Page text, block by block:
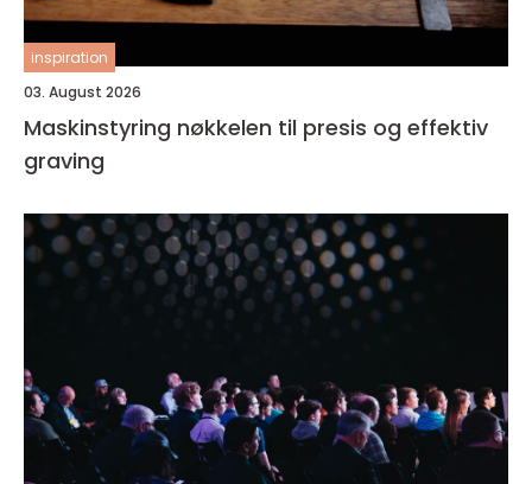
inspiration
03. August 2026
Maskinstyring nøkkelen til presis og effektiv
graving